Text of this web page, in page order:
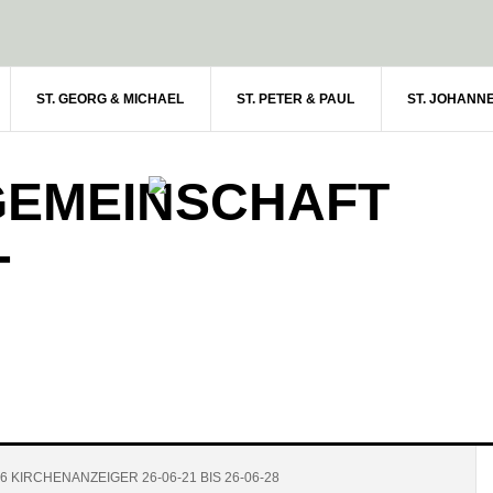
ST. GEORG & MICHAEL ST. PETER & PAUL ST.
KIRCHENANZEIGER 26-06-21 BIS 26-06-28